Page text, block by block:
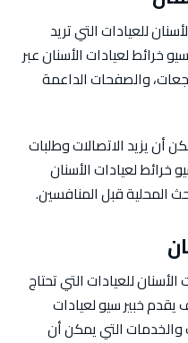
للعيادات التي تريد
خرائط لعيادات الأسنان عبر
والصفحات الداعمة
أن يزيد الاتصالات وطلبات
خرائط لعيادات الأسنان
المحلية قبل المنافسين.
للعيادات التي تحتاج
خبير سيو لعيادات
والخدمات التي يمكن أن